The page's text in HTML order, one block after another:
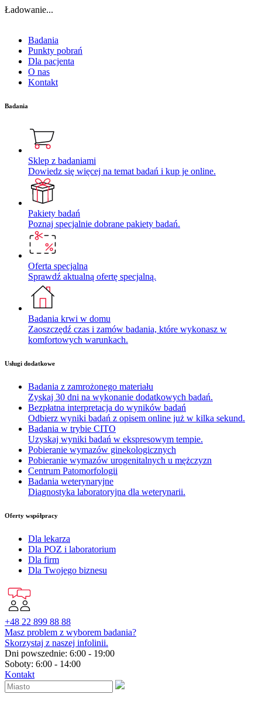
Ładowanie...
Badania
Punkty pobrań
Dla pacjenta
O nas
Kontakt
Badania
Sklep z badaniami
Dowiedz się więcej na temat badań i kup je online.
Pakiety badań
Poznaj specjalnie dobrane pakiety badań.
Oferta specjalna
Sprawdź aktualną ofertę specjalną.
Badania krwi w domu
Zaoszczędź czas i zamów badania, które wykonasz w
komfortowych warunkach.
Usługi dodatkowe
Badania z zamrożonego materiału
Zyskaj 30 dni na wykonanie dodatkowych badań.
Bezpłatna interpretacja do wyników badań
Odbierz wyniki badań z opisem online już w kilka sekund.
Badania w trybie CITO
Uzyskaj wyniki badań w ekspresowym tempie.
Pobieranie wymazów ginekologicznych
Pobieranie wymazów urogenitalnych u mężczyzn
Centrum Patomorfologii
Badania weterynaryjne
Diagnostyka laboratoryjna dla weterynarii.
Oferty współpracy
Dla lekarza
Dla POZ i laboratorium
Dla firm
Dla Twojego biznesu
+48 22 899 88 88
Masz problem z wyborem badania?
Skorzystaj z naszej infolinii.
Dni powszednie: 6:00 - 19:00
Soboty: 6:00 - 14:00
Kontakt